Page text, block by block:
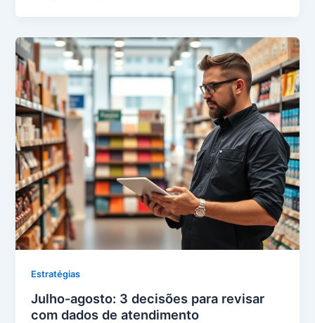
Estratégias
Julho-agosto: 3 decisões para revisar
com dados de atendimento